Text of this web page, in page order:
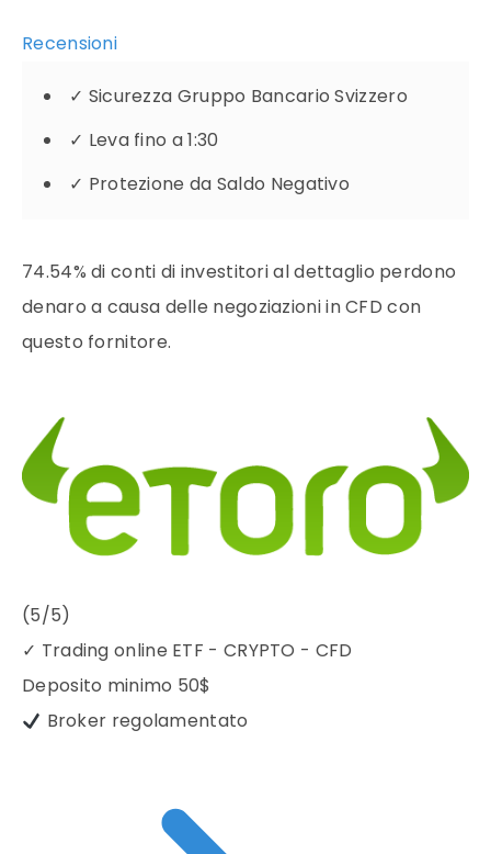
Recensioni
✓ Sicurezza Gruppo Bancario Svizzero
✓ Leva fino a 1:30
✓ Protezione da Saldo Negativo
74.54% di conti di investitori al dettaglio perdono
denaro a causa delle negoziazioni in CFD con
questo fornitore.
(5/5)
✓ Trading online ETF - CRYPTO - CFD
Deposito minimo 50$
Broker regolamentato